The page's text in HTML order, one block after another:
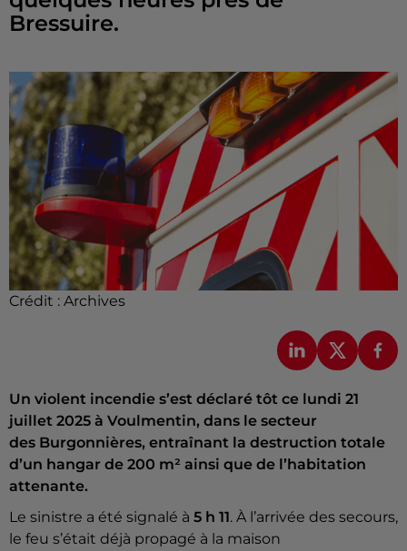
Bressuire.
Crédit : Archives
Un violent incendie s’est déclaré tôt ce lundi 21
juillet 2025 à Voulmentin, dans le secteur
des Burgonnières, entraînant la destruction totale
d’un hangar de 200 m² ainsi que de l’habitation
attenante.
Le sinistre a été signalé à 5 h 11. À l’arrivée des secours,
le feu s’était déjà propagé à la maison